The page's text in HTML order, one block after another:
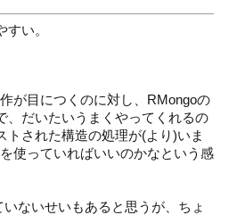
すい。
が目につくのに対し、RMongoの
、だいたいうまくやってくれるの
トされた構造の処理が(より)いま
使っていればいいのかなという感
ないせいもあると思うが、ちょ